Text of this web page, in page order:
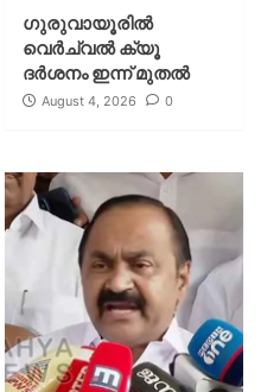
ഗുരുവായൂരില്‍
വെര്‍ച്വല്‍ ക്യൂ
ദര്‍ശനം ഇന്ന് മുതല്‍
August 4, 2026 0